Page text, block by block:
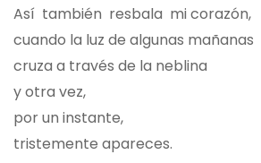
Así también resbala mi corazón,
cuando la luz de algunas mañanas
cruza a través de la neblina
y otra vez,
por un instante,
tristemente apareces.